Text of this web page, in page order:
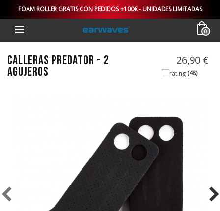
FOAM ROLLER GRATIS CON PEDIDOS +100€ - UNIDADES LIMITADAS
0
CALLERAS PREDATOR - 2
AGUJEROS
26,90 €
(48)